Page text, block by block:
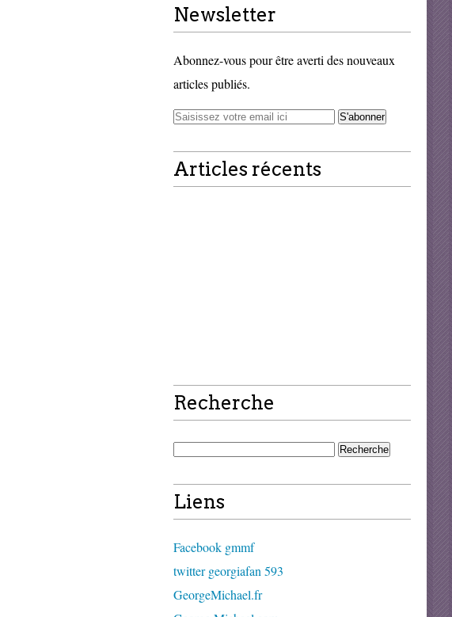
Newsletter
Abonnez-vous pour être averti des nouveaux
articles publiés.
Articles récents
Recherche
Liens
Facebook gmmf
twitter georgiafan 593
GeorgeMichael.fr